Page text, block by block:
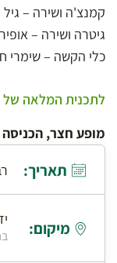
קמנצ'ה ושירה – גיל
גיטרה ושירה –
כלי הקשה – שימרי
לתכנית המלאה של
מופע חצר,
תאריך:
מיקום: